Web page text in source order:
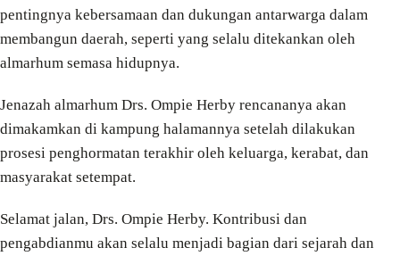
pentingnya kebersamaan dan dukungan antarwarga dalam
membangun daerah, seperti yang selalu ditekankan oleh
almarhum semasa hidupnya.
Jenazah almarhum Drs. Ompie Herby rencananya akan
dimakamkan di kampung halamannya setelah dilakukan
prosesi penghormatan terakhir oleh keluarga, kerabat, dan
masyarakat setempat.
Selamat jalan, Drs. Ompie Herby. Kontribusi dan
pengabdianmu akan selalu menjadi bagian dari sejarah dan